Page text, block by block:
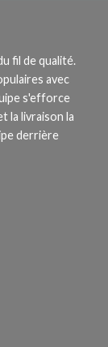
fil de qualité.
avec
s'efforce
la livraison la
derrière